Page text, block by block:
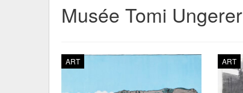
Musée Tomi Ungerer
ART ART